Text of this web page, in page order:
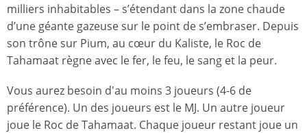
milliers inhabitables – s’étendant dans la zone chaude
d’une géante gazeuse sur le point de s’embraser. Depuis
son trône sur Pium, au cœur du Kaliste, le Roc de
Tahamaat règne avec le fer, le feu, le sang et la peur.
Vous aurez besoin d'au moins 3 joueurs (4-6 de
préférence). Un des joueurs est le MJ. Un autre joueur
joue le Roc de Tahamaat. Chaque joueur restant joue un